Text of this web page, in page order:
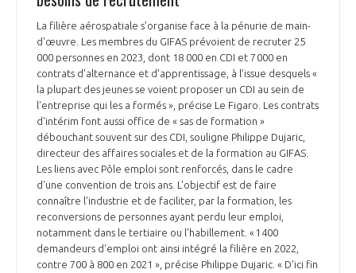
La filière aérospatiale s’organise face à la pénurie de main-
d'œuvre. Les membres du GIFAS prévoient de recruter 25
000 personnes en 2023, dont 18 000 en CDI et 7 000 en
contrats d'alternance et d'apprentissage, à l’issue desquels «
la plupart des jeunes se voient proposer un CDI au sein de
l'entreprise qui les a formés », précise Le Figaro. Les contrats
d'intérim font aussi office de « sas de formation »
débouchant souvent sur des CDI, souligne Philippe Dujaric,
directeur des affaires sociales et de la formation au GIFAS.
Les liens avec Pôle emploi sont renforcés, dans le cadre
d'une convention de trois ans. L'objectif est de faire
connaître l'industrie et de faciliter, par la formation, les
reconversions de personnes ayant perdu leur emploi,
notamment dans le tertiaire ou l'habillement. « 1 400
demandeurs d'emploi ont ainsi intégré la filière en 2022,
contre 700 à 800 en 2021 », précise Philippe Dujaric. « D'ici fin